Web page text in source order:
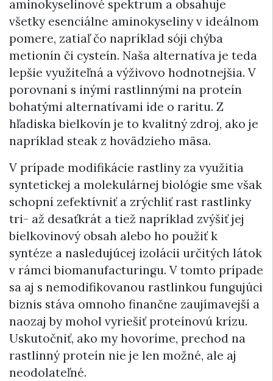
aminokyselinové spektrum a obsahuje
všetky esenciálne aminokyseliny v ideálnom
pomere, zatiaľ čo napríklad sóji chýba
metionín či cysteín. Naša alternatíva je teda
lepšie využiteľná a výživovo hodnotnejšia. V
porovnaní s inými rastlinnými na proteín
bohatými alternatívami ide o raritu. Z
hľadiska bielkovín je to kvalitný zdroj, ako je
napríklad steak z hovädzieho mäsa.
V prípade modifikácie rastliny za využitia
syntetickej a molekulárnej biológie sme však
schopní zefektívniť a zrýchliť rast rastlinky
tri- až desaťkrát a tiež napríklad zvýšiť jej
bielkovinový obsah alebo ho použiť k
syntéze a nasledujúcej izolácii určitých látok
v rámci biomanufacturingu. V tomto prípade
sa aj s nemodifikovanou rastlinkou fungujúci
biznis stáva omnoho finančne zaujímavejší a
naozaj by mohol vyriešiť proteínovú krízu.
Uskutočniť, ako my hovoríme, prechod na
rastlinný proteín nie je len možné, ale aj
neodolateľné.